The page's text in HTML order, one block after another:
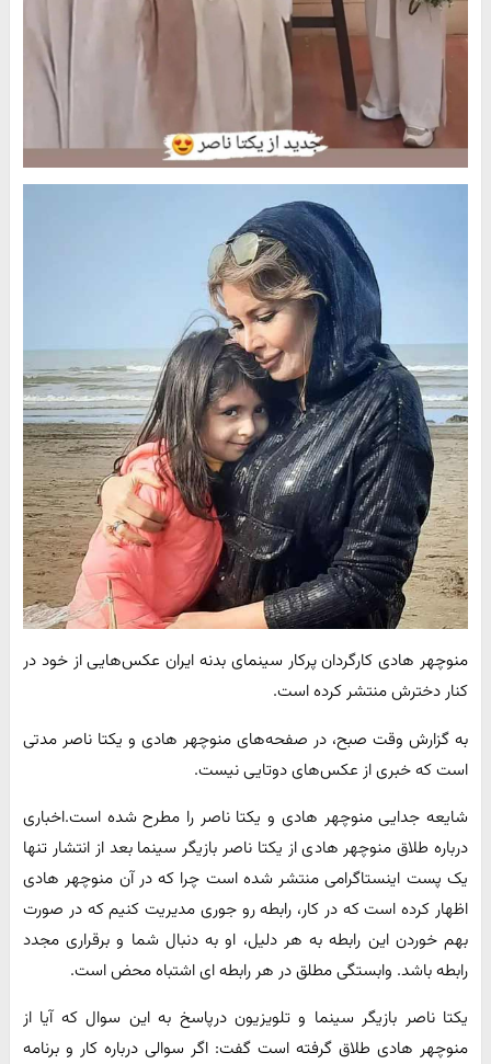
منوچهر هادی کارگردان پرکار سینمای بدنه ایران عکس‌هایی از خود در
کنار دخترش منتشر کرده است.
به گزارش وقت صبح، در صفحه‌های منوچهر هادی و یکتا ناصر مدتی
است که خبری از عکس‌های دوتایی نیست.
شایعه جدایی منوچهر هادی و یکتا ناصر را مطرح شده است.اخباری
درباره طلاق منوچهر هادی از یکتا ناصر بازیگر سینما بعد از انتشار تنها
یک پست اینستاگرامی منتشر شده است چرا که در آن منوچهر هادی
اظهار کرده است که در کار، رابطه رو جوری مدیریت کنیم که در صورت
بهم خوردن این رابطه به هر دلیل، او به دنبال شما و برقراری مجدد
رابطه باشد. وابستگی مطلق در هر رابطه ای اشتباه محض است.
یکتا ناصر بازیگر سینما و تلویزیون درپاسخ به این سوال که آیا از
منوچهر هادی طلاق گرفته است گفت: اگر سوالی درباره کار و برنامه